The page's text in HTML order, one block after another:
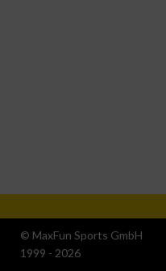
© MaxFun Sports GmbH
1999 - 2026